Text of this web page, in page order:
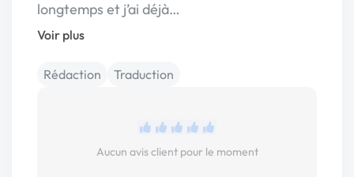
longtemps et j’ai déjà…
Voir plus
Rédaction Traduction
Aucun avis client pour le moment